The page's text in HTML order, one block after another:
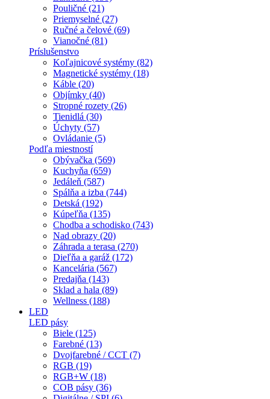
Pouličné (21)
Priemyselné (27)
Ručné a čelové (69)
Vianočné (81)
Príslušenstvo
Koľajnicové systémy (82)
Magnetické systémy (18)
Káble (20)
Objímky (40)
Stropné rozety (26)
Tienidlá (30)
Úchyty (57)
Ovládanie (5)
Podľa miestností
Obývačka (569)
Kuchyňa (659)
Jedáleň (587)
Spálňa a izba (744)
Detská (192)
Kúpeľňa (135)
Chodba a schodisko (743)
Nad obrazy (20)
Záhrada a terasa (270)
Dieľňa a garáž (172)
Kancelária (567)
Predajňa (143)
Sklad a hala (89)
Wellness (188)
LED
LED pásy
Biele (125)
Farebné (13)
Dvojfarebné / CCT (7)
RGB (19)
RGB+W (18)
COB pásy (36)